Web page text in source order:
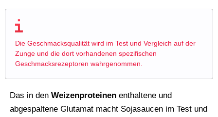
Die Geschmacksqualität wird im Test und Vergleich auf der
Zunge und die dort vorhandenen spezifischen
Geschmacksrezeptoren wahrgenommen.
Das in den Weizenproteinen enthaltene und
abgespaltene Glutamat macht Sojasaucen im Test und